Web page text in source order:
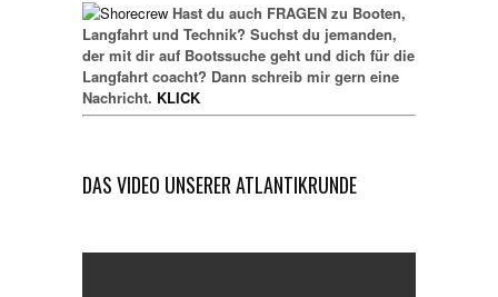
Hast du auch FRAGEN zu Booten,
Langfahrt und Technik? Suchst du jemanden,
der mit dir auf Bootssuche geht und dich für die
Langfahrt coacht? Dann schreib mir gern eine
Nachricht. KLICK
DAS VIDEO UNSERER ATLANTIKRUNDE